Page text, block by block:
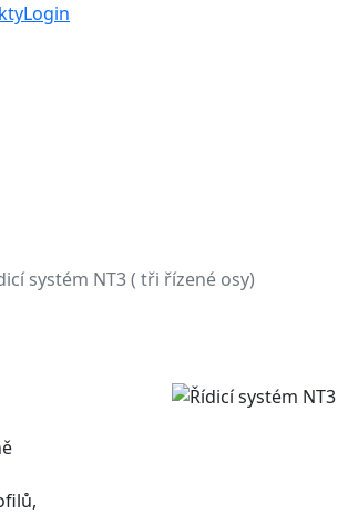
Login
systém NT3 ( tři řízené osy)